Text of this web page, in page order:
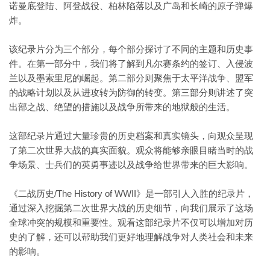
诺曼底登陆、阿登战役、柏林陷落以及广岛和长崎的原子弹爆
炸。
该纪录片分为三个部分，每个部分探讨了不同的主题和历史事
件。在第一部分中，我们将了解到凡尔赛条约的签订、入侵波
兰以及墨索里尼的崛起。第二部分则聚焦于太平洋战争、盟军
的战略计划以及从进攻转为防御的转变。第三部分则讲述了突
出部之战、绝望的措施以及战争所带来的地狱般的生活。
这部纪录片通过大量珍贵的历史档案和真实镜头，向观众呈现
了第二次世界大战的真实面貌。观众将能够亲眼目睹当时的战
争场景、士兵们的英勇事迹以及战争给世界带来的巨大影响。
《二战历史/The History of WWII》是一部引人入胜的纪录片，
通过深入挖掘第二次世界大战的历史细节，向我们展示了这场
全球冲突的规模和重要性。观看这部纪录片不仅可以增加对历
史的了解，还可以帮助我们更好地理解战争对人类社会和未来
的影响。